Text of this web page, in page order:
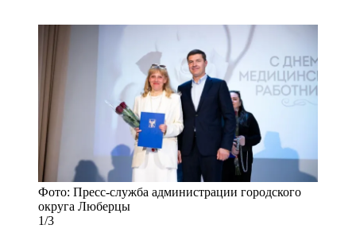
Фото: Пресс-служба администрации городского
округа Люберцы
1/3